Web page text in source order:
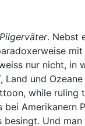
. Nebst
nur nicht, in
Land und
while ruling
bei
Und